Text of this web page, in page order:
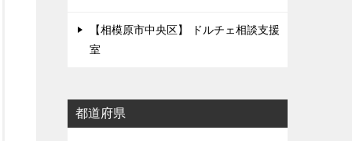
【相模原市中央区】 ドルチェ相談支援
室
都道府県